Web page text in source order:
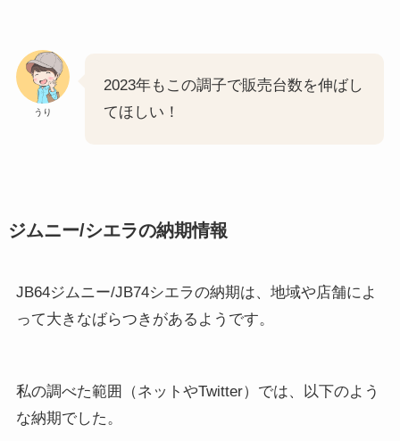
うり
2023年もこの調子で販売台数を伸ばし
てほしい！
ジムニー/シエラの納期情報
JB64ジムニー/JB74シエラの納期は、地域や店舗によ
って大きなばらつきがあるようです。
私の調べた範囲（ネットやTwitter）では、以下のよう
な納期でした。